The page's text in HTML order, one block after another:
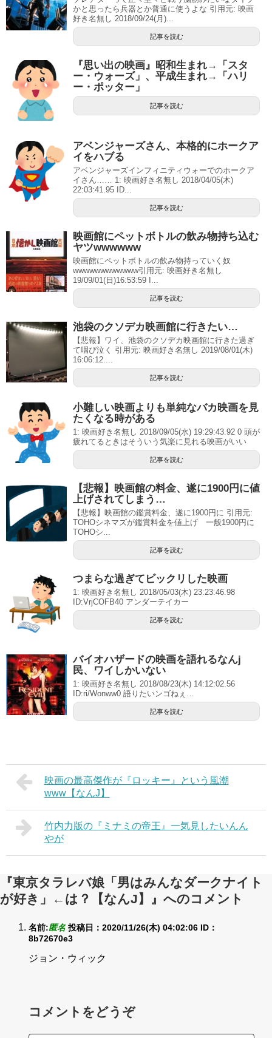
かと思ったら兵器とか普通に使うよな 引用元: 映画
好き名無し 2018/09/24(月)...
記事を読む
『思い出の映画』昭和生まれ→「スタ
ー・ウォーズ」、平成生まれ→「ハリ
ー・ポッター」
記事を読む
アベンジャーズさん、本格的にホークア
イをハブる
アベンジャーズインフィニティウォーでのホークア
イさん…… 1: 映画好き名無し 2018/04/05(木)
22:03:41.95 ID...
記事を読む
映画館にペットボトルの飲み物持ち込む
ヤツwwwwww
映画館にペットボトルの飲み物持っていく奴
wwwwwwwwwwww引用元: 映画好き名無し
19/09/01(日)16:53:59 I...
記事を読む
池袋のクソデカ映画館に行きたい…
【悲報】ワイ、池袋のクソデカ映画館に行きた過ぎ
て咽び泣く 引用元: 映画好き名無し 2019/08/01(木)
16:06:12....
記事を読む
小難しい映画よりも単純なバカ映画を見
たくなる時がある
1: 映画好き名無し 2018/09/05(水) 19:29:43.92 0 頭が
疲れてるときはそういう気楽に見れる映画がいい
記事を読む
【悲報】映画館の料金、遂に1900円に値
上げされてしまう…
【悲報】映画館の鑑賞料金、遂に1900円に 引用元:
TOHOシネマズが鑑賞料金を値上げ 一般1900円に
TOHOシ...
記事を読む
つまらな過ぎてビックリした映画
1: 映画好き名無し 2018/05/03(木) 23:23:46.98
ID:VrjCOFB40 アンダーテイカー
記事を読む
バイオハザードの映画を語れるなんj
民、ワイしかいない
1: 映画好き名無し 2018/08/23(木) 14:12:02.56
ID:ri/Wonww0 語りたいンゴねぇ…
記事を読む
映画の最高傑作が『ロッキー』という風潮
www【なんJ】
竹内力版の『ミナミの帝王』一気見したいんん
やが
『東京タラレバ娘「男はみんなダークナイト
が好き」←は？【なんJ】』へのコメント
名前:匿名 投稿日：2020/11/26(木) 04:02:06 ID：
8b72670e3
ジョン・ウィック
コメントをどうぞ